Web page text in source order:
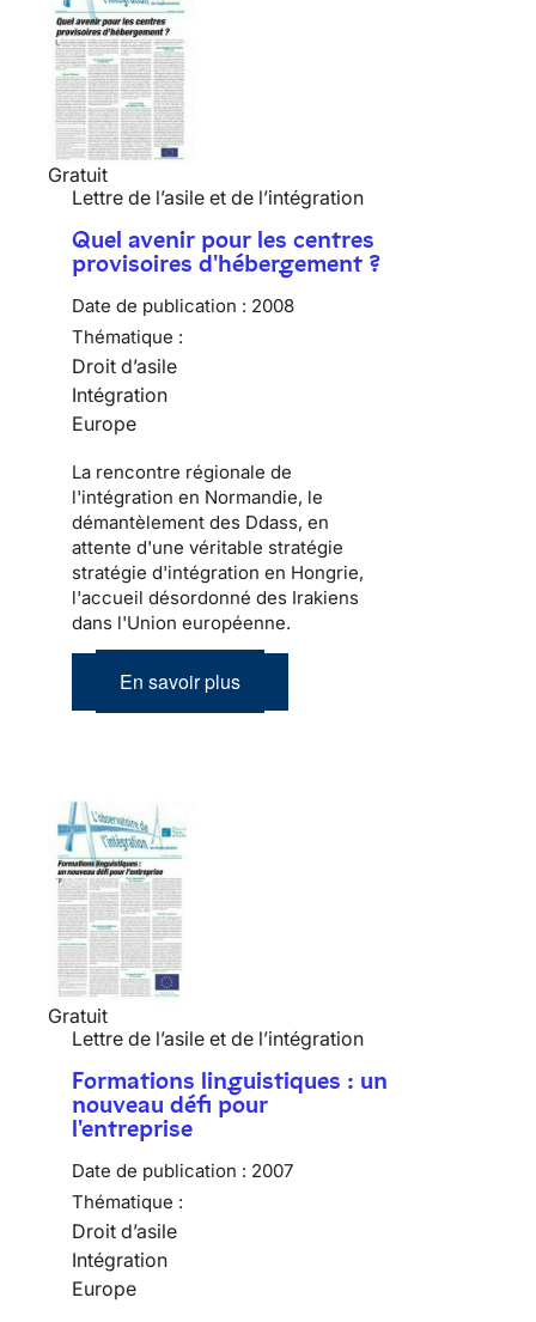
Gratuit
Lettre de l’asile et de l’intégration
Quel avenir pour les centres
provisoires d'hébergement ?
Date de publication : 2008
Thématique :
Droit d’asile
Intégration
Europe
La rencontre régionale de
l'intégration en Normandie, le
démantèlement des Ddass, en
attente d'une véritable stratégie
stratégie d'intégration en Hongrie,
l'accueil désordonné des Irakiens
dans l'Union européenne.
En savoir plus
Gratuit
Lettre de l’asile et de l’intégration
Formations linguistiques : un
nouveau défi pour
l'entreprise
Date de publication : 2007
Thématique :
Droit d’asile
Intégration
Europe